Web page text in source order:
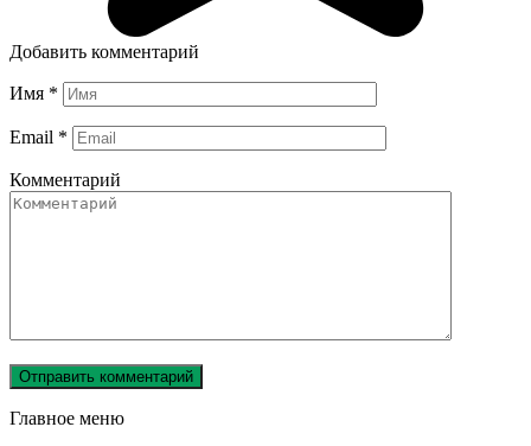
Добавить комментарий
Имя *
Email *
Комментарий
Главное меню